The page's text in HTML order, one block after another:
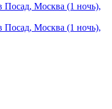
Посад, Москва (1 ночь),
Посад, Москва (1 ночь),